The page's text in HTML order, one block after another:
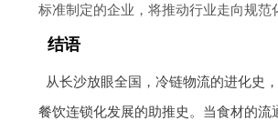
标准制定的企业，将推动行业走向规范
结语
从长沙放眼全国，冷链物流的进化史
餐饮连锁化发展的助推史。当食材的流